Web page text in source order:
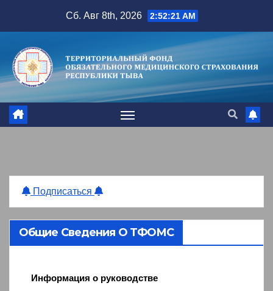
содержимому
Сб. Авг 8th, 2026 2:52:22 AM
Подписаться
Общие Сведения О ТФОМС
Информация о руководстве